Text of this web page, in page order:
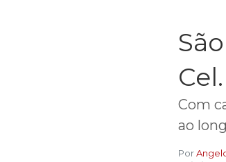
Com
ao
Por